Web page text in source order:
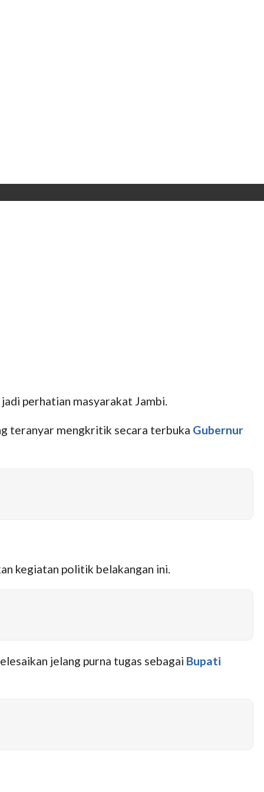
perhatian masyarakat Jambi.
teranyar mengkritik secara terbuka Gubernur
kegiatan politik belakangan ini.
jelang purna tugas sebagai Bupati